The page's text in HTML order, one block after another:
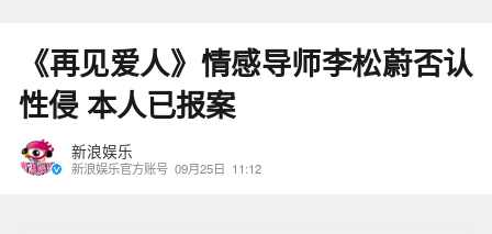
《再见爱人》情感导师李松蔚否认
性侵 本人已报案
新浪娱乐
新浪娱乐官方账号 09月25日 11:12